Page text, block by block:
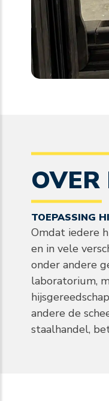
OVER
TOEPASSING
Omdat iedere
en in vele
onder andere
laboratorium,
andere de
staalhandel,